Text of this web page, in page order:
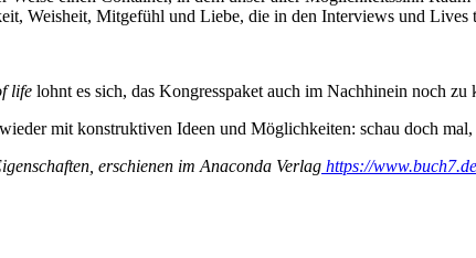
Weisheit, Mitgefühl und Liebe, die in den Interviews und Lives
life lohnt es sich, das Kongresspaket auch im Nachhinein noch zu
mit konstruktiven Ideen und Möglichkeiten: schau doch mal,
erschienen im Anaconda Verlag https://